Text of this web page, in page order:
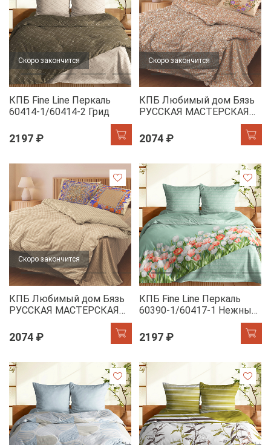
Скоро закончится
КПБ Fine Line Перкаль
60414-1/60414-2 Грид
2197 ₽
Скоро закончится
КПБ Любимый дом Бязь
РУССКАЯ МАСТЕРСКАЯ
60382-1/13321-9 Вера
2074 ₽
Скоро закончится
КПБ Любимый дом Бязь
РУССКАЯ МАСТЕРСКАЯ
60381-1/13322-7 Любовь
2074 ₽
КПБ Fine Line Перкаль
60390-1/60417-1 Нежные
2197 ₽